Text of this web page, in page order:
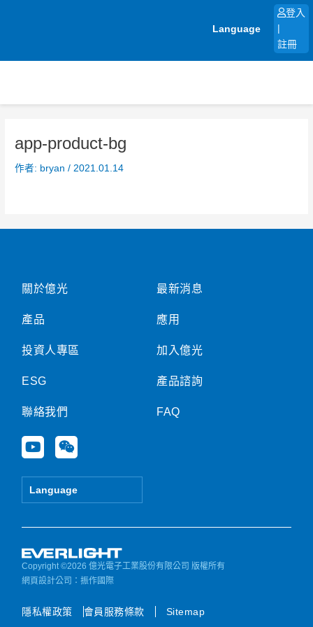
Language
登入
註冊
app-product-bg
作者: bryan/ 2021.01.14
關於億光
產品
投資人專區
ESG
聯絡我們
Y
o
u
e
W
e
i
Language
最新消息
應用
加入億光
產品諮詢
FAQ
Copyright ©2026 億光電子工業股份有限公司 版權所有
網頁設計公司 ：振作國際
隱私權政策 會員服務條款 Sitemap